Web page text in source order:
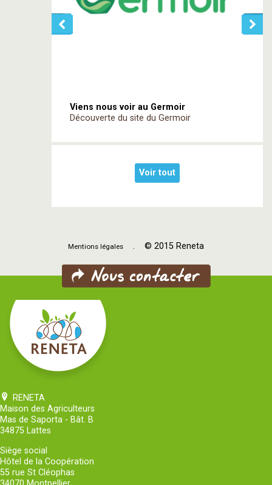
Viens nous voir au Germoir
Découverte du site du Germoir
Voir tout
Mentions légales . © 2015 Reneta
RENETA
Maison des Agriculteurs
Mas de Saporta - Bât. B
34875 Lattes
Siège social
Hôtel de la Coopération
55 rue St Cléophas